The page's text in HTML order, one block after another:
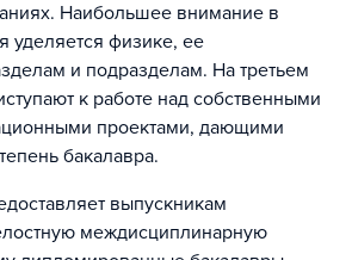
Наибольшее внимание в
уделяется физике, ее
и подразделам. На третьем
к работе над собственными
проектами, дающими
бакалавра.
выпускникам
междисциплинарную